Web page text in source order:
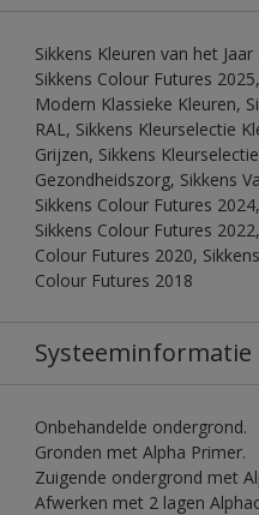
Sikkens Kleuren van het
Sikkens Colour Futures
Modern Klassieke Kleuren,
RAL, Sikkens Kleurselectie
Grijzen, Sikkens
Gezondheidszorg, Sikkens
Sikkens Colour Futures
Sikkens Colour Futures
Colour Futures 2020,
Colour Futures 2018
Systeeminformatie
Onbehandelde ondergrond.
Gronden met Alpha Primer.
Zuigende ondergrond met
Afwerken met 2 lagen